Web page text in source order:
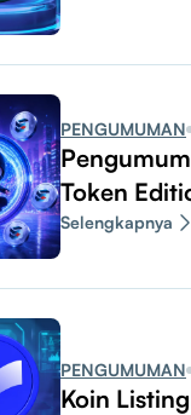
PENGUMUMAN
Token
Selengkapnya
PENGUMUMAN
Koin